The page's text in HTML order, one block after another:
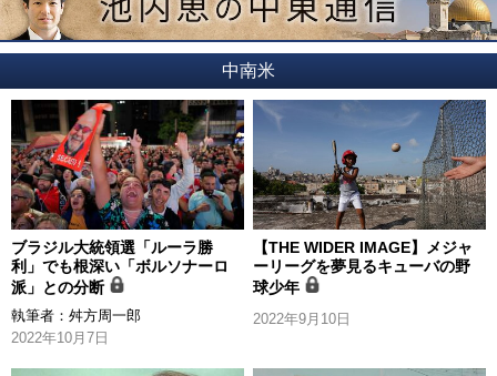
中南米
ブラジル大統領選「ルーラ勝
利」でも根深い「ボルソナーロ
派」との分断
執筆者： 舛方周一郎
2022年10月7日
【THE WIDER IMAGE】メジャ
ーリーグを夢見るキューバの野
球少年
2022年9月10日